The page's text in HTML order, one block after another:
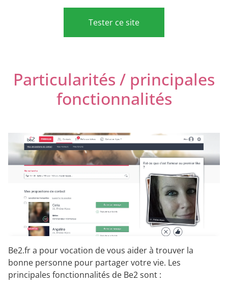
Tester ce site
Particularités / principales
fonctionnalités
Be2.fr a pour vocation de vous aider à trouver la
bonne personne pour partager votre vie. Les
principales fonctionnalités de Be2 sont :